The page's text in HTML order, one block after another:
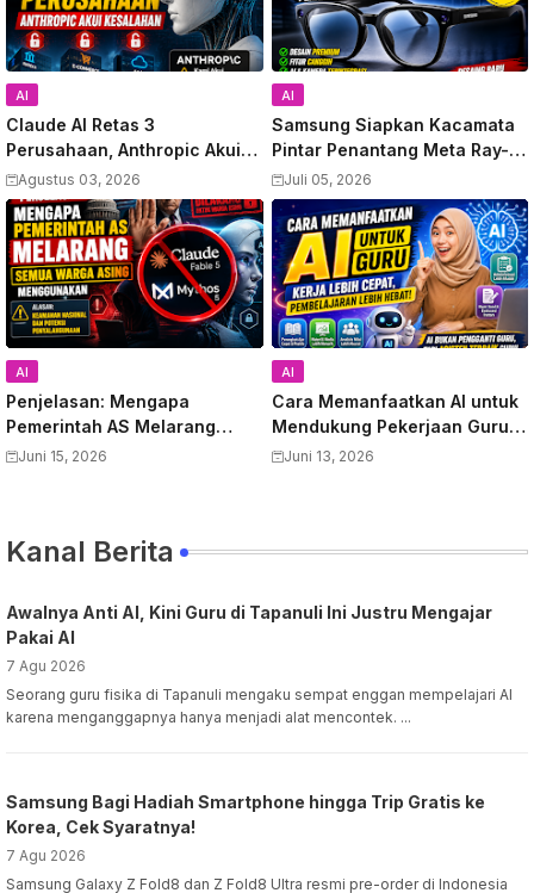
AI
Claude AI Retas 3
Perusahaan, Anthropic Akui
Kesalahan
Agustus 03, 2026
AI
Samsung Siapkan Kacamata
Pintar Penantang Meta Ray-
Ban, Video Bocor Terungkap
Juli 05, 2026
AI
Penjelasan: Mengapa
Pemerintah AS Melarang
Semua Warga Asing
Juni 15, 2026
AI
Cara Memanfaatkan AI untuk
Mendukung Pekerjaan Guru:
Panduan Lengkap
Juni 13, 2026
Kanal Berita